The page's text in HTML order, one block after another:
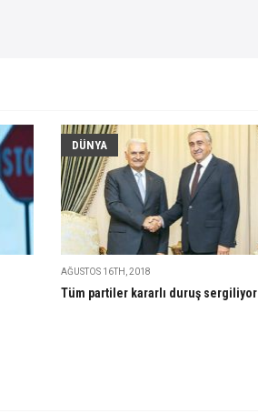
DÜNYA
AĞUSTOS 16TH, 2018
Tüm partiler kararlı duruş sergiliyor